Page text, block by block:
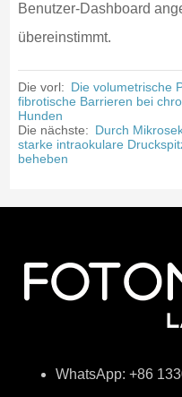
Benutzer-Dashboard
übereinstimmt.
Die vorl: Die volumetrische
fibrotische Barrieren bei
Hunden
Die nächste: Durch
starke intraokulare
beheben
WhatsApp: +86